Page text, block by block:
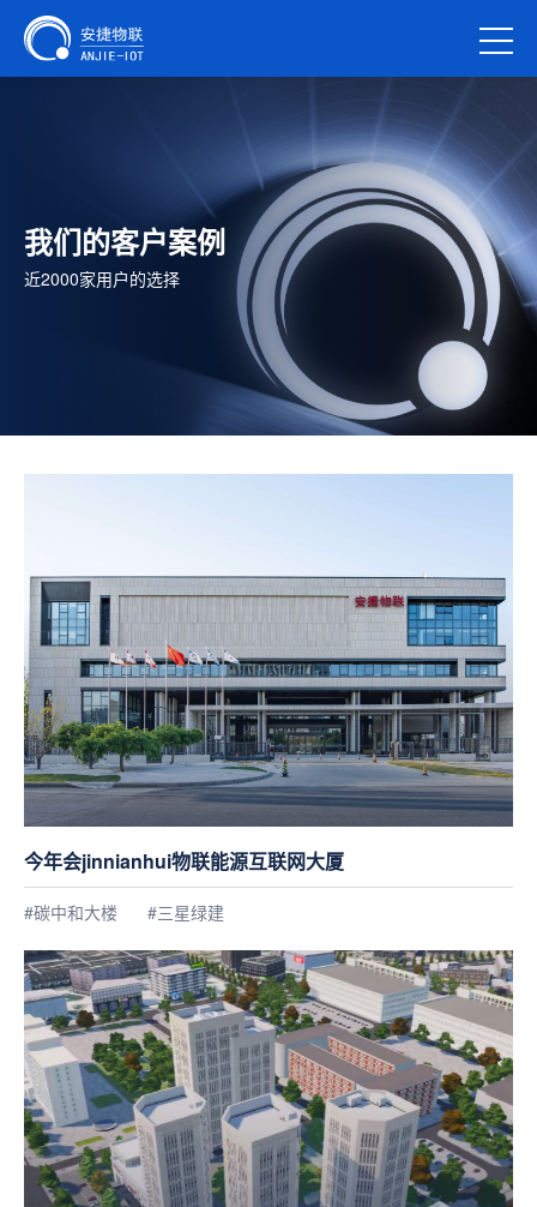
我们的客户案例
近2000家用户的选择
今年会jinnianhui物联能源互联网大厦
#碳中和大楼 #三星绿建